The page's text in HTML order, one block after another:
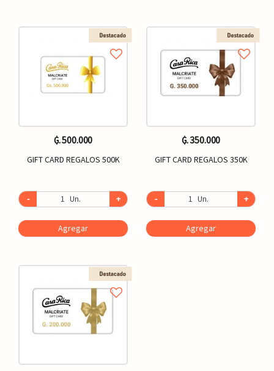
₲. 500.000
GIFT CARD REGALOS 500K
- Un. +
Agregar
₲. 350.000
GIFT CARD REGALOS 350K
- Un. +
Agregar